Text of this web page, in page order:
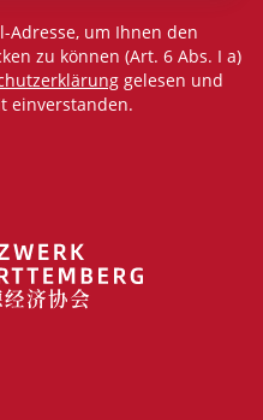
um Ihnen den
zu können (Art. 6 Abs. I a)
gelesen und
einverstanden.